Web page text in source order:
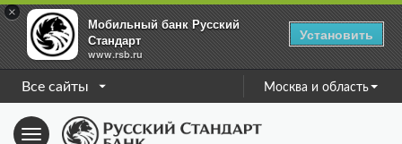
×
Мобильный банк Русский
Стандарт
www.rsb.ru
Установить
Все сайты Москва и область
Toggle